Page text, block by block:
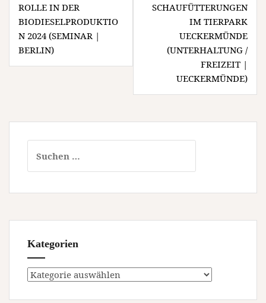
ROLLE IN DER
BIODIESELPRODUKTIO
N 2024 (SEMINAR |
BERLIN)
SCHAUFÜTTERUNGEN
IM TIERPARK
UECKERMÜNDE
(UNTERHALTUNG /
FREIZEIT |
UECKERMÜNDE)
nach:
Kategorien
Kategorien